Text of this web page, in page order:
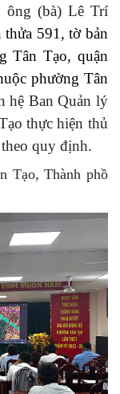
ông (bà) Lê Trí
thửa 591 , tờ bản
Tân Tạo, quận
phường Tân
hệ Ban Quản lý
thực hiện thủ
quy định.
Tạo, Thành phồ